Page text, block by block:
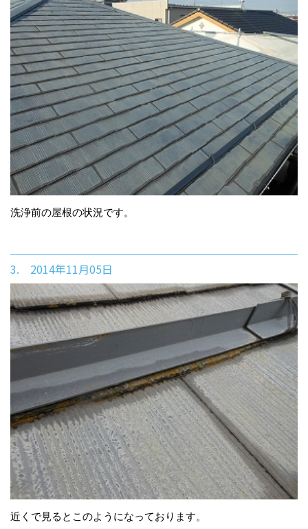
洗浄前の屋根の状況です。
3. 2014年11月05日
近くで見るとこのようになっております。